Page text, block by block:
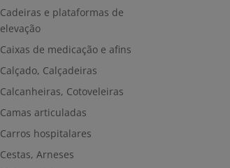
Cadeiras e plataformas de
elevação
Caixas de medicação e afins
Calçado, Calçadeiras
Calcanheiras, Cotoveleiras
Camas articuladas
Carros hospitalares
Cestas, Arneses